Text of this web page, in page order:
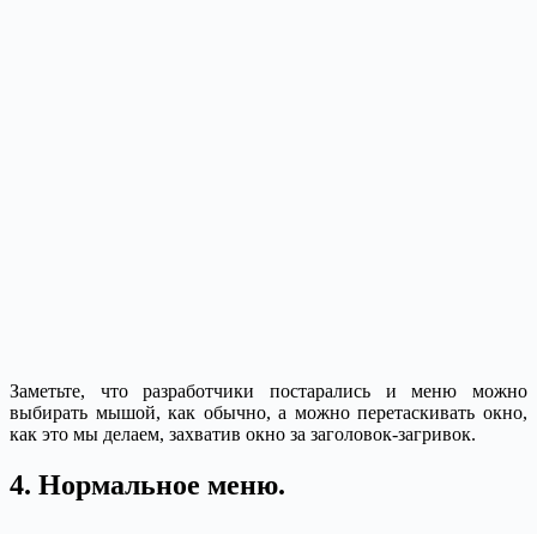
Заметьте, что разработчики постарались и меню можно
выбирать мышой, как обычно, а можно перетаскивать окно,
как это мы делаем, захватив окно за заголовок-загривок.
4. Нормальное меню.